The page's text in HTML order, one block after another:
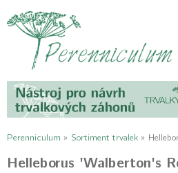
Perenniculum » Sortiment trvalek »
Helleborus 'Walberton's